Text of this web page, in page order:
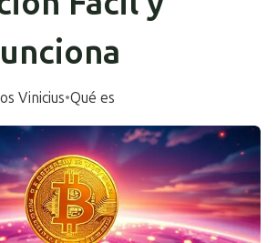
Vinicius•Qué es